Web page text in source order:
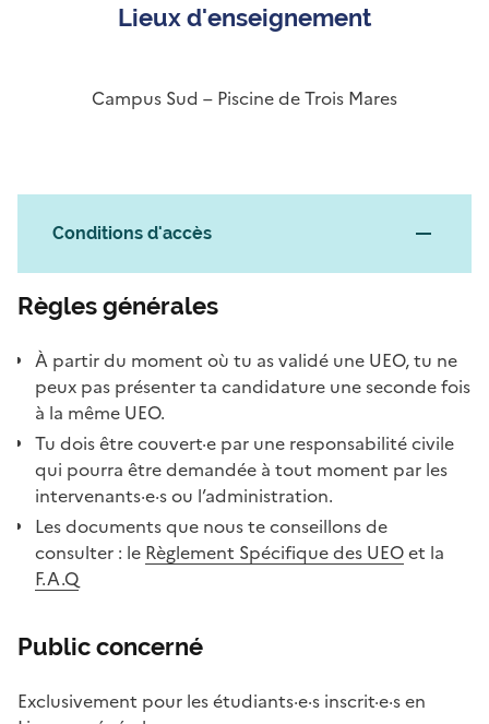
Lieux d'enseignement
Campus Sud – Piscine de Trois Mares
Conditions d'accès
Règles générales
À partir du moment où tu as validé une UEO, tu ne
peux pas présenter ta candidature une seconde fois
à la même UEO.
Tu dois être couvert·e par une responsabilité civile
qui pourra être demandée à tout moment par les
intervenants·e·s ou l’administration.
Les documents que nous te conseillons de
consulter : le Règlement Spécifique des UEOet la
F.A.Q
Public concerné
Exclusivement pour les étudiants·e·s inscrit·e·s en